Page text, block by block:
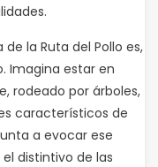
la Ruta del Pollo es,
Imagina estar en
rodeado por árboles,
característicos de
a evocar ese
distintivo de las